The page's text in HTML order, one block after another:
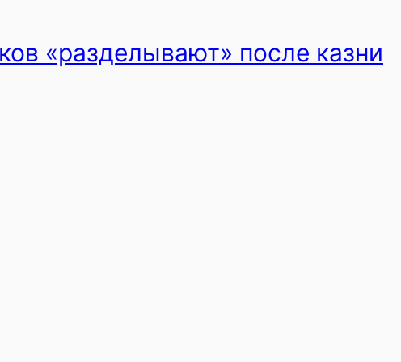
«разделывают» после казни